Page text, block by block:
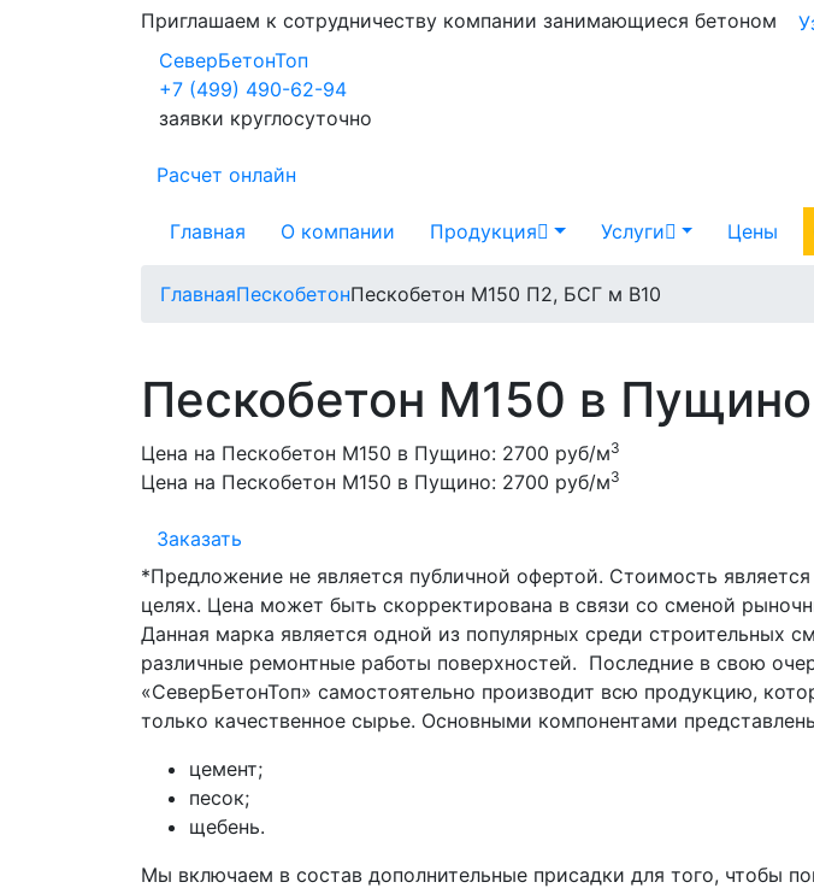
Приглашаем к сотрудничеству компании занимающиеся бетоном
СеверБетонТоп
+7 (499) 490-62-94
заявки круглосуточно
Расчет онлайн
Главная О компании Продукция Услуги Цены
ГлавнаяПескобетонПескобетон М150 П2, БСГ м В10
Пескобетон М150 в Пущино
Цена на Пескобетон М150 в Пущино: 2700 руб/м3
Цена на Пескобетон М150 в Пущино: 2700 руб/м3
Заказать
*Предложение не является публичной офертой. Стоимость
целях. Цена может быть скорректирована в связи со сменой
Данная марка является одной из популярных среди строительных
различные ремонтные работы поверхностей. Последние в свою
«СеверБетонТоп» самостоятельно производит всю продукцию,
только качественное сырье. Основными компонентами
цемент;
песок;
щебень.
Мы включаем в состав дополнительные присадки для того, чтобы